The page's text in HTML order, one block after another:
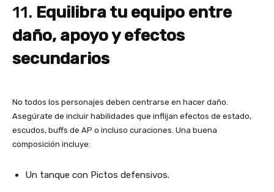
11. Equilibra tu equipo entre
daño, apoyo y efectos
secundarios
No todos los personajes deben centrarse en hacer daño.
Asegúrate de incluir habilidades que inflijan efectos de estado,
escudos, buffs de AP o incluso curaciones. Una buena
composición incluye:
Un tanque con Pictos defensivos.